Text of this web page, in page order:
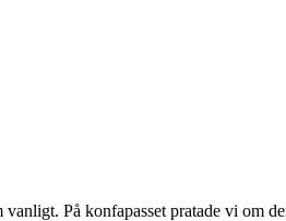
På konfapasset pratade vi om